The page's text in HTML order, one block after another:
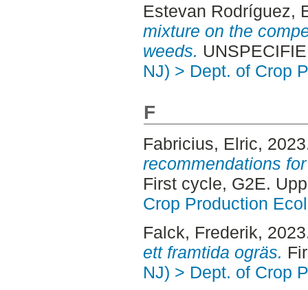
Estevan Rodríguez,
mixture on the
weeds.
NJ) > Dept. of Crop
F
Fabricius, Elric,
recommendations
First cycle, G2E.
Crop Production
Falck, Frederik,
ett framtida ogräs.
NJ) > Dept. of Crop